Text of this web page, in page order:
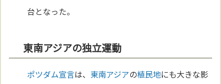
台となった。
東南アジアの独立運動
ポツダム宣言は、 東南アジアの植民地にも大きな影